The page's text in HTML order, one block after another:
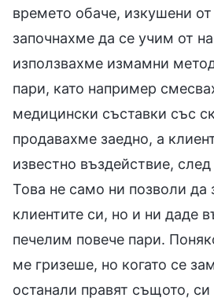
времето обаче, изкушени от
започнахме да се учим от
използвахме измамни
пари, като например
медицински съставки със
продавахме заедно, а
известно въздействие,
Това не само ни позволи да
клиентите си, но и ни даде
печелим повече пари.
ме гризеше, но когато се
останали правят същото,